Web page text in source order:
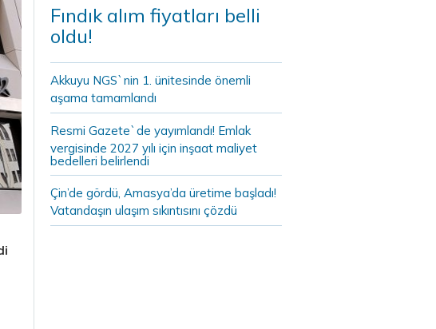
Fındık alım fiyatları belli
oldu!
Akkuyu NGS`nin 1. ünitesinde önemli
aşama tamamlandı
Resmi Gazete`de yayımlandı! Emlak
vergisinde 2027 yılı için inşaat maliyet
bedelleri belirlendi
Çin’de gördü, Amasya’da üretime başladı!
Vatandaşın ulaşım sıkıntısını çözdü